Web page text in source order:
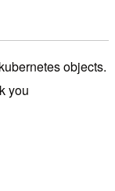
objects.
you